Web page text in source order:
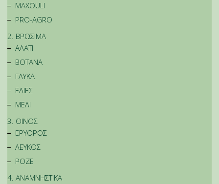
MAXOULI
PRO-AGRO
2. ΒΡΩΣΙΜΑ
ΑΛΑΤΙ
ΒΟΤΑΝΑ
ΓΛΥΚΑ
ΕΛΙΕΣ
ΜΕΛΙ
3. ΟΙΝΟΣ
ΕΡΥΘΡΟΣ
ΛΕΥΚΟΣ
ΡΟΖΕ
4. ΑΝΑΜΝΗΣΤΙΚΑ